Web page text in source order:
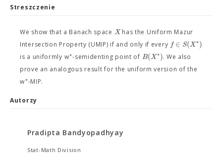
Streszczenie
We show that a Banach space Xhas the Uniform Mazur
Intersection Property (UMIP) if and only if every f ∈ S(X∗)
is a uniformly w∗-semidenting point of B(X∗). We also
prove an analogous result for the uniform version of the
w∗-MIP.
Autorzy
Pradipta Bandyopadhyay
Stat-Math Division